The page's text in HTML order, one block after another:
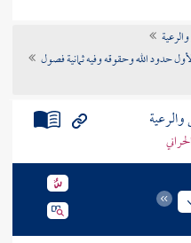
حدود الله وحقوقه وفيه ثمانية فصول